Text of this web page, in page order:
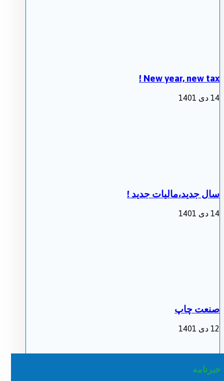
New year, new tax !
14 دی 1401
سال جدید،مالیات جدید !
14 دی 1401
صنعت چاپ
12 دی 1401
خبرنامه